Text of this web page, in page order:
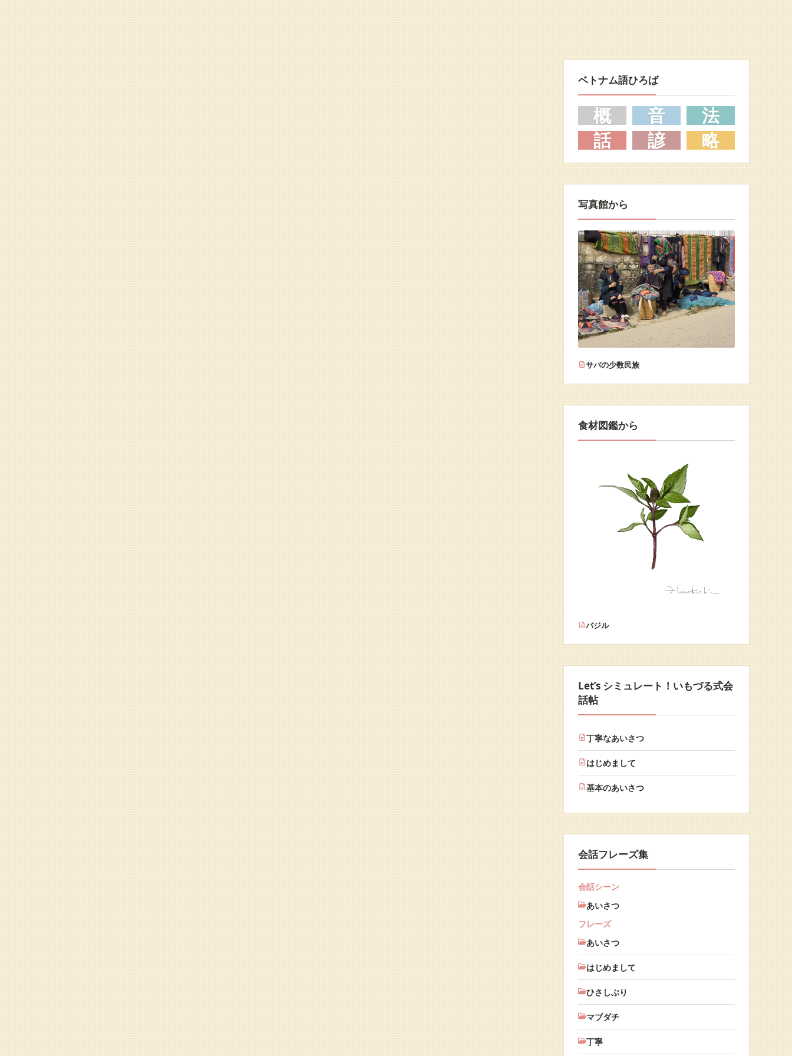
ベトナム語ひろば
概 音
法
話
諺 略
写真館から
サパの少数民族
食材図鑑から
バジル
Let’s シミュレート！いもづる式会
話帖
丁寧なあいさつ
はじめまして
基本のあいさつ
会話フレーズ集
会話シーン
あいさつ
フレーズ
あいさつ
はじめまして
ひさしぶり
マブダチ
丁寧